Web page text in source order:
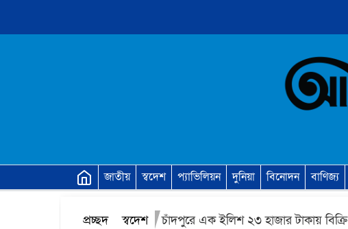
জাতীয়
স্বদেশ প্যাভিলিয়ন দুনিয়া বিনোদন বাণিজ্য
প্রচ্ছদ স্বদেশ চাঁদপুরে এক ইলিশ ২৩ হাজার টাকায় বিক্রি